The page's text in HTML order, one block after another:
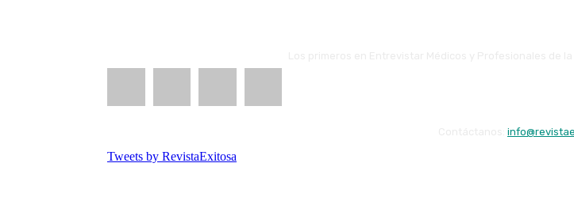
Tweets by RevistaExitosa